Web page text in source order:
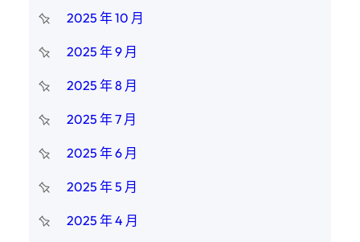
2025 年 10 月
2025 年 9 月
2025 年 8 月
2025 年 7 月
2025 年 6 月
2025 年 5 月
2025 年 4 月